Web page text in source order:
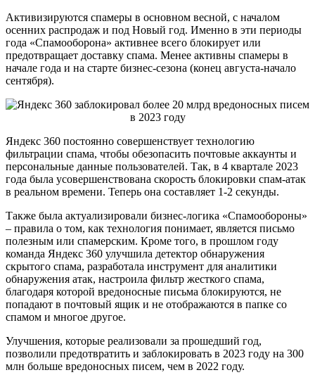
Активизируются спамеры в основном весной, с началом
осенних распродаж и под Новый год. Именно в эти периоды
года «Спамооборона» активнее всего блокирует или
предотвращает доставку спама. Менее активны спамеры в
начале года и на старте бизнес-сезона (конец августа-начало
сентября).
Яндекс 360 постоянно совершенствует технологию
фильтрации спама, чтобы обезопасить почтовые аккаунты и
персональные данные пользователей. Так, в 4 квартале 2023
года была усовершенствована скорость блокировки спам-атак
в реальном времени. Теперь она составляет 1-2 секунды.
Также была актуализировали бизнес-логика «Спамообороны»
– правила о том, как технология понимает, является письмо
полезным или спамерским. Кроме того, в прошлом году
команда Яндекс 360 улучшила детектор обнаружения
скрытого спама, разработала инструмент для аналитики
обнаружения атак, настроила фильтр жесткого спама,
благодаря которой вредоносные письма блокируются, не
попадают в почтовый ящик и не отображаются в папке со
спамом и многое другое.
Улучшения, которые реализовали за прошедший год,
позволили предотвратить и заблокировать в 2023 году на 300
млн больше вредоносных писем, чем в 2022 году.